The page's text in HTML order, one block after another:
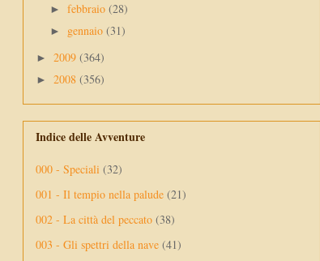
► febbraio (28)
► gennaio (31)
► 2009 (364)
► 2008 (356)
Indice delle Avventure
000 - Speciali (32)
001 - Il tempio nella palude (21)
002 - La città del peccato (38)
003 - Gli spettri della nave (41)